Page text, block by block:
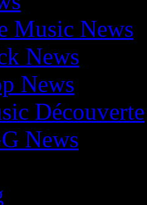
Music News
News
News
Découverte
News